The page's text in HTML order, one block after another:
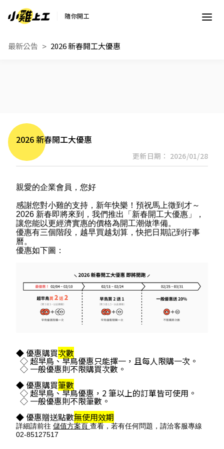
隨你開工
最新公告 2026 新春開工大優惠
2026 新春開工大優惠
更新日期： 2026/01/28
親愛的企業會員，您好
感謝您對小雞的支持，新年快樂！預祝馬上徵到才～
2026 新春即將來到，我們推出「新春開工大優惠」，
讓您能以更經濟實惠的價格為開工潮做準備。
優惠有三個階段， 越早買越划算，快把日期記到行事
曆。
優惠如下圖：
◆ 優惠購買次數
◇ 超早鳥、早鳥優惠只能擇一，且每人限購一次。
◇ 一般優惠則不限購買次數。
◆ 優惠購買筆數
◇ 超早鳥、早鳥優惠，2 筆以上的訂單皆可使用。
◇ 一般優惠則不限筆數。
◆ 優惠贈送點數無使用效期
詳細請前往 儲值方案頁 查看，若有任何問題，請洽客服專線
02-85127517